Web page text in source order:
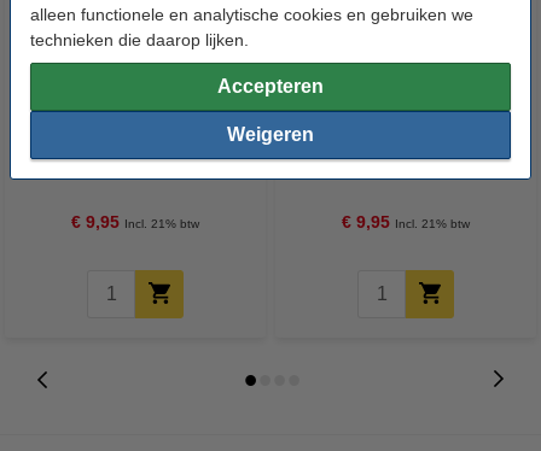
alleen functionele en analytische cookies en gebruiken we
technieken die daarop lijken.
Accepteren
Weigeren
(origineel)
€ 9,95 Incl. 21% btw
(origineel)
€ 9,95 Incl. 21% btw